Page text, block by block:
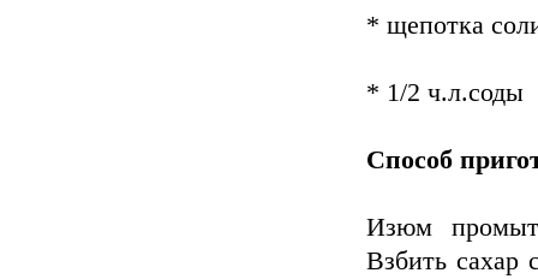
* щепотка
* 1/2 ч.л.соды
Способ
Изюм
Взбить сахар